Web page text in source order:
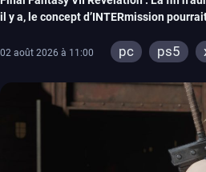
il y a, le concept d’INTERmission
02 août 2026 à 11:00 pc ps5